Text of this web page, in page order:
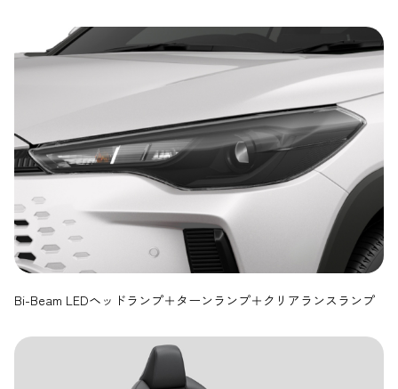
Bi-Beam LEDヘッドランプ＋ターンランプ＋クリアランスランプ